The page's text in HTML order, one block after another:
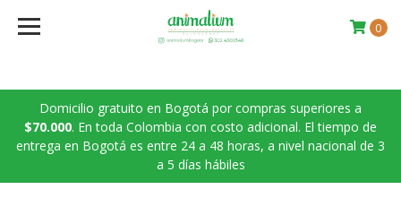
Domicilio gratuito en Bogotá por compras superiores a
$70.000. En toda Colombia con costo adicional. El tiempo de
entrega en Bogotá es entre 24 a 48 horas, a nivel nacional de 3
a 5 días hábiles
0